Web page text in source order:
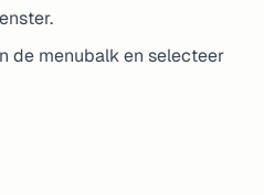
de menubalk en selecteer